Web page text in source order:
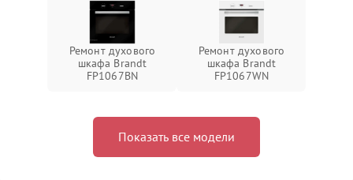
Ремонт духового
шкафа Brandt
FP1067BN
Ремонт духового
шкафа Brandt
FP1067WN
Показать все модели